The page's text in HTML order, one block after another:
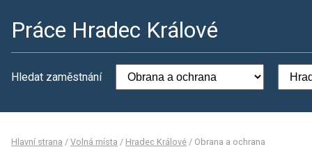
Práce Hradec Králové
Hledat zaměstnání
Hlavní strana / Volná místa / Hradec Králové / Obrana a ochrana